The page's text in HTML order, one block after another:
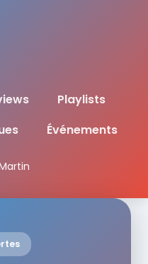
Playlists
Événements